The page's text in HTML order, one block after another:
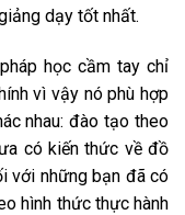
dạy tốt nhất.
học cầm tay chỉ
vì vậy nó phù hợp
nhau: đào tạo theo
có kiến thức về đồ
với những bạn đã có
hình thức thực hành